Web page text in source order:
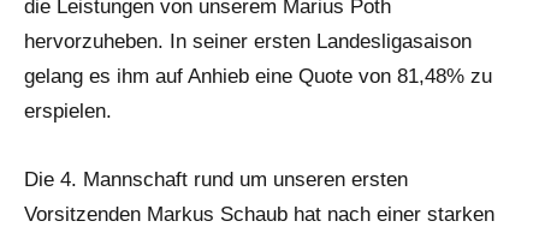
die Leistungen von unserem Marius Poth
hervorzuheben. In seiner ersten Landesligasaison
gelang es ihm auf Anhieb eine Quote von 81,48% zu
erspielen.
Die 4. Mannschaft rund um unseren ersten
Vorsitzenden Markus Schaub hat nach einer starken